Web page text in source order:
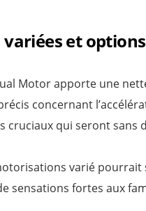
et
Motor apporte une
concernant
cruciaux qui seront
varié
sensations fortes aux